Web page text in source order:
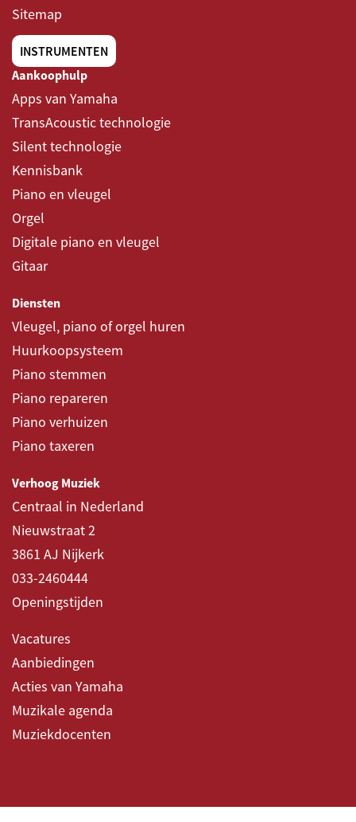
Sitemap
INSTRUMENTEN
Aankoophulp
Apps van Yamaha
TransAcoustic technologie
Silent technologie
Kennisbank
Piano en vleugel
Orgel
Digitale piano en vleugel
Gitaar
Diensten
Vleugel, piano of orgel huren
Huurkoopsysteem
Piano stemmen
Piano repareren
Piano verhuizen
Piano taxeren
Verhoog Muziek
Centraal in Nederland
Nieuwstraat 2
3861 AJ Nijkerk
033-2460444
Openingstijden
Vacatures
Aanbiedingen
Acties van Yamaha
Muzikale agenda
Muziekdocenten